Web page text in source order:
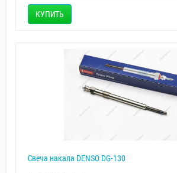
КУПИТЬ
Свеча накала DENSO DG-130